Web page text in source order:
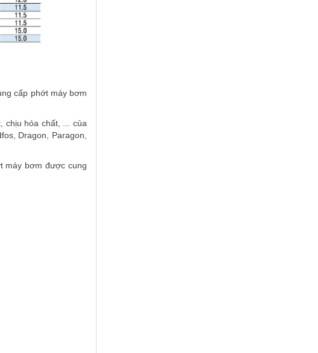
cấp phớt máy bơm
chịu hóa chất, ... của
Dragon, Paragon,
máy bơm được cung